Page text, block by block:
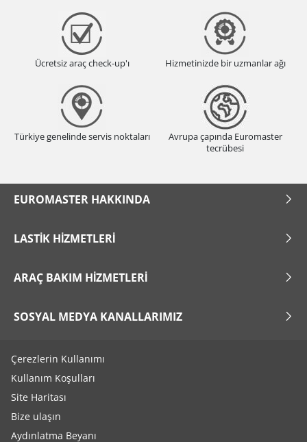
Ücretsiz araç check-up'ı Hizmetinizde bir uzmanlar ağı
Türkiye genelinde servis noktaları
Avrupa çapında Euromaster
tecrübesi
EUROMASTER HAKKINDA
LASTIK HIZMETLERI
ARAÇ BAKIM HIZMETLERI
SOSYAL MEDYA KANALLARIMIZ
Çerezlerin Kullanımı
Kullanım Koşulları
Site Haritası
Bize ulaşın
Aydınlatma Beyanı